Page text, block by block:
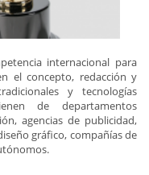
internacional para
el concepto, redacción y
y tecnologías
de departamentos
agencias de publicidad,
gráfico, compañías de